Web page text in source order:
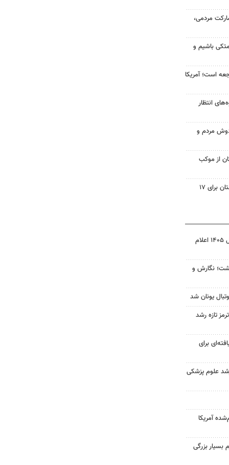
مردمی،
باشیم و
است؛ آمریکا
انتظار
مردم و
از موکب
برنامه خاموشی‌های برق در لرستان برای ۱۷
نتیجه آزمون ورودی سمپاد سال ۱۴۰۵ اعلام
نگارش و
یونان شد
تازه رشد
برای
علوم پزشکی
آمریکا
بزرگی